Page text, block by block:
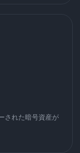
された暗号資産が